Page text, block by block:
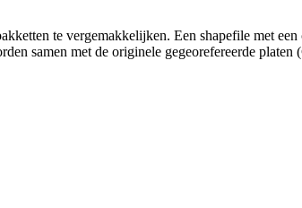
te vergemakkelijken. Een shapefile met
samen met de originele gegeorefereerde